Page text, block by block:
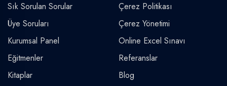
Sık Sorulan Sorular
Üye Soruları
Kurumsal Panel
Eğitmenler
Kitaplar
Çerez Politikası
Çerez Yönetimi
Online Excel Sınavı
Referanslar
Blog